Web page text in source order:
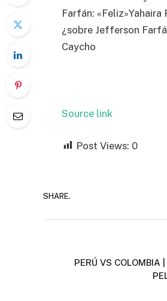
Farfán:
¿sobre Jefferson
Caycho
Source link
Post Views: 0
SHARE.
PERÚ VS COLOMBIA